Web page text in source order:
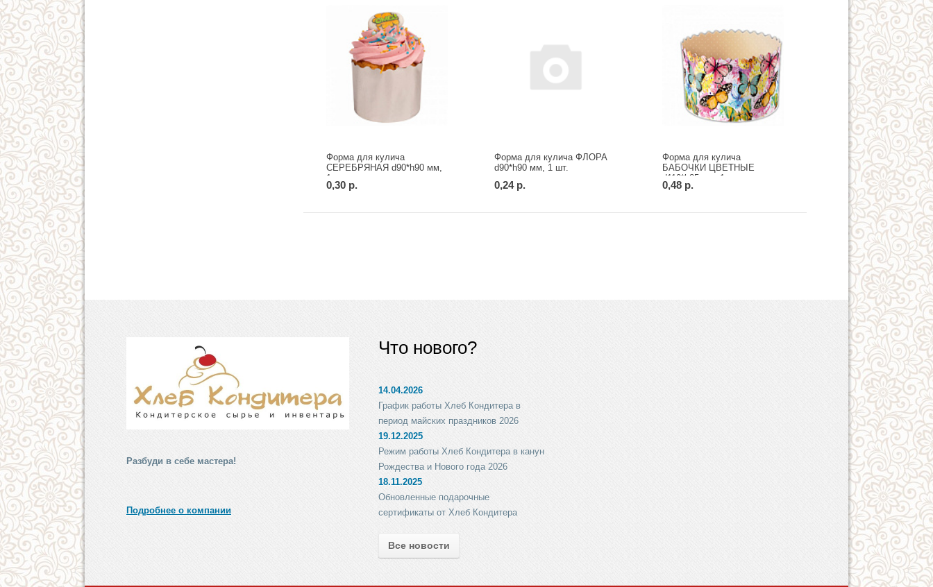
Форма для кулича
СЕРЕБРЯНАЯ d90*h90 мм,
1 шт.
0,30 р.
Форма для кулича ФЛОРА
d90*h90 мм, 1 шт.
0,24 р.
Форма для кулича
БАБОЧКИ ЦВЕТНЫЕ
d110*h85 мм, 1 шт.
0,48 р.
Разбуди в себе мастера!
Подробнее о компании
Что нового?
14.04.2026
График работы Хлеб Кондитера в
период майских праздников 2026
19.12.2025
Режим работы Хлеб Кондитера в канун
Рождества и Нового года 2026
18.11.2025
Обновленные подарочные
сертификаты от Хлеб Кондитера
Все новости